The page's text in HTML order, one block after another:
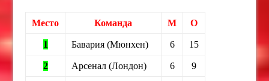
Место Команда М О
1 Бавария (Мюнхен) 6 15
2 Арсенал (Лондон) 6 9